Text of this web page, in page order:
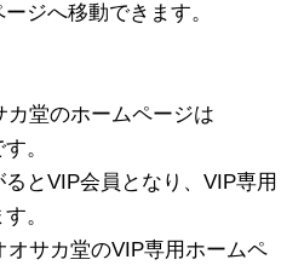
ジへ移動できます。
堂のホームページは
。
とVIP会員となり、VIP専用
。
オサカ堂のVIP専用ホームペ